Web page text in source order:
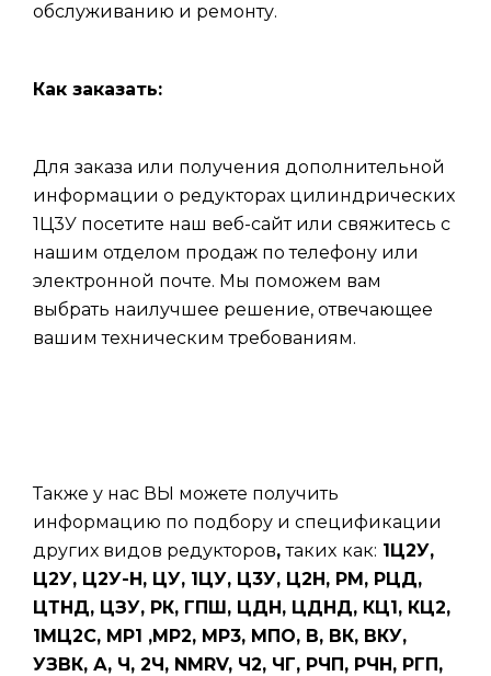
обслуживанию и ремонту.
Как заказать:
Для заказа или получения дополнительной
информации о редукторах цилиндрических
1Ц3У посетите наш веб-сайт или свяжитесь с
нашим отделом продаж по телефону или
электронной почте. Мы поможем вам
выбрать наилучшее решение, отвечающее
вашим техническим требованиям.
Также у нас ВЫ можете получить
информацию по подбору и спецификации
других видов редукторов,таких как: 1Ц2У,
Ц2У, Ц2У-Н, ЦУ, 1ЦУ, Ц3У, Ц2Н, РМ, РЦД,
ЦТНД, ЦЗУ, РК, ГПШ, ЦДН, ЦДНД, КЦ1, КЦ2,
1МЦ2С, МР1 ,МР2, МР3, МПО, В, ВК, ВКУ,
УЗВК, А, Ч, 2Ч, NMRV, Ч2, ЧГ, РЧП, РЧН, РГП,